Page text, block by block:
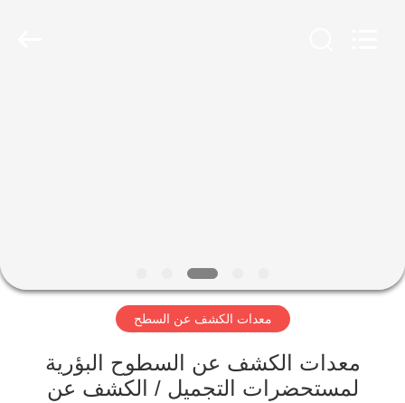
جولة
المعمل
معدات الكشف عن السطح
معدات الكشف عن السطوح البؤرية
لمستحضرات التجميل / الكشف عن